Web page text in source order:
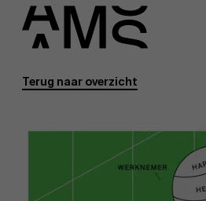
Programma's
Full-time programma's
Part-time programma's
Faculty
Terug naar overzicht